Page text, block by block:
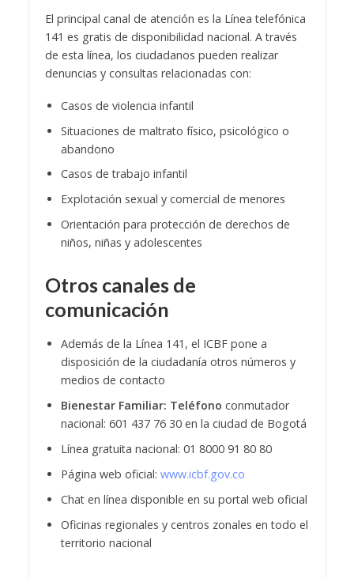
El principal canal de atención es la Línea telefónica
141 es gratis de disponibilidad nacional. A través
de esta línea, los ciudadanos pueden realizar
denuncias y consultas relacionadas con:
Casos de violencia infantil
Situaciones de maltrato físico, psicológico o
abandono
Casos de trabajo infantil
Explotación sexual y comercial de menores
Orientación para protección de derechos de
niños, niñas y adolescentes
Otros canales de
comunicación
Además de la Línea 141, el ICBF pone a
disposición de la ciudadanía otros números y
medios de contacto
Bienestar Familiar: Teléfono conmutador
nacional: 601 437 76 30 en la ciudad de Bogotá
Línea gratuita nacional: 01 8000 91 80 80
Página web oficial: www.icbf.gov.co
Chat en línea disponible en su portal web oficial
Oficinas regionales y centros zonales en todo el
territorio nacional